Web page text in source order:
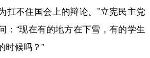
扛不住国会上的辩论。”立宪民主党
：“现在有的地方在下雪，有的学生
时候吗？”